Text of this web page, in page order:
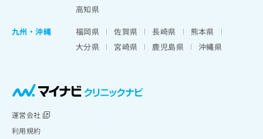
高知県
九州・沖縄
福岡県 佐賀県 長崎県
熊本県
大分県
宮崎県 鹿児島県 沖縄県
運営会社
利用規約